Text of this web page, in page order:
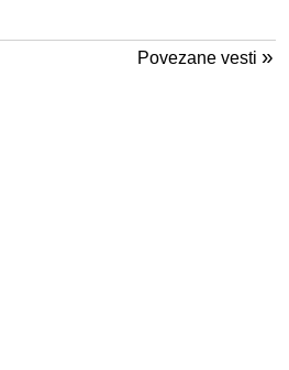
Povezane vesti »